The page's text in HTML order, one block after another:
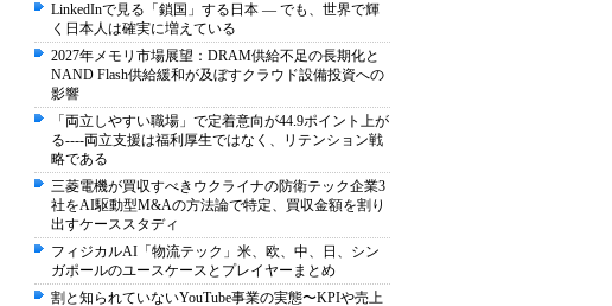
LinkedInで見る「鎖国」する日本 ― でも、世界で輝
く日本人は確実に増えている
2027年メモリ市場展望：DRAM供給不足の長期化と
NAND Flash供給緩和が及ぼすクラウド設備投資への
影響
「両立しやすい職場」で定着意向が44.9ポイント上が
る----両立支援は福利厚生ではなく、リテンション戦
略である
三菱電機が買収すべきウクライナの防衛テック企業3
社をAI駆動型M&Aの方法論で特定、買収金額を割り
出すケーススタディ
フィジカルAI「物流テック」米、欧、中、日、シン
ガポールのユースケースとプレイヤーまとめ
割と知られていないYouTube事業の実態〜KPIや売上